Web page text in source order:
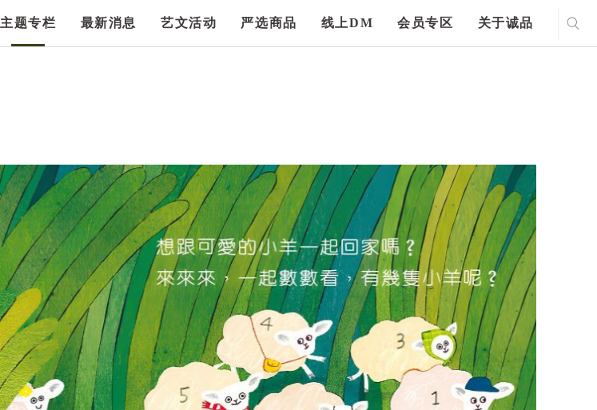
主题专栏 最新消息 艺文活动 严选商品 线上DM 会员专区 关于诚品